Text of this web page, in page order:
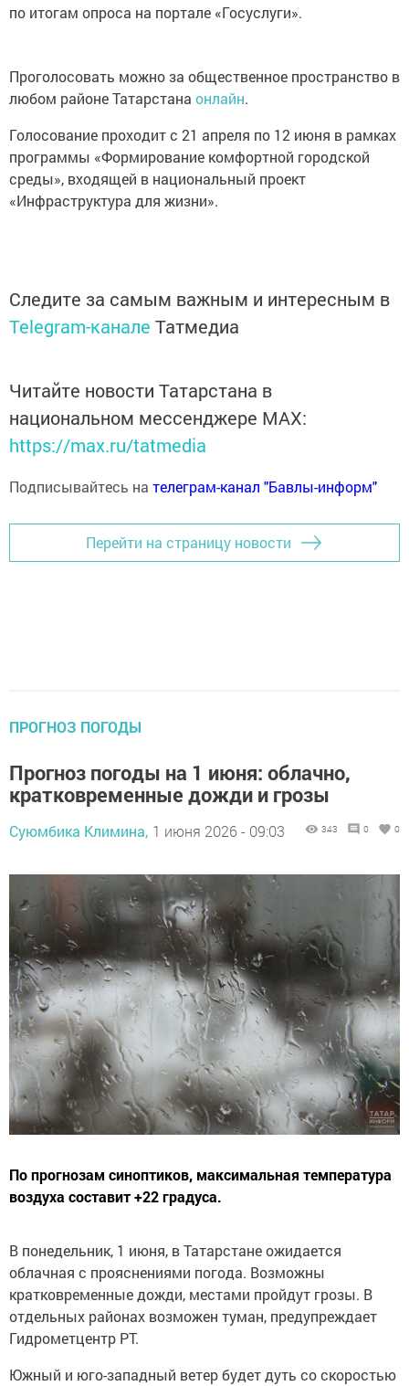
по итогам опроса на портале «Госуслуги».
Проголосовать можно за общественное пространство в
любом районе Татарстана онлайн.
Голосование проходит с 21 апреля по 12 июня в рамках
программы «Формирование комфортной городской
среды», входящей в национальный проект
«Инфраструктура для жизни».
Следите за самым важным и интересным в
Telegram-канале Татмедиа
Читайте новости Татарстана в
национальном мессенджере MАХ:
https://max.ru/tatmedia
Подписывайтесь на телеграм-канал "Бавлы-информ"
Перейти на страницу новости
ПРОГНОЗ ПОГОДЫ
Прогноз погоды на 1 июня: облачно,
кратковременные дожди и грозы
Суюмбика Климина, 1 июня 2026 - 09:03 343 0 0
По прогнозам синоптиков, максимальная температура
воздуха составит +22 градуса.
В понедельник, 1 июня, в Татарстане ожидается
облачная с прояснениями погода. Возможны
кратковременные дожди, местами пройдут грозы. В
отдельных районах возможен туман, предупреждает
Гидрометцентр РТ.
Южный и юго-западный ветер будет дуть со скоростью